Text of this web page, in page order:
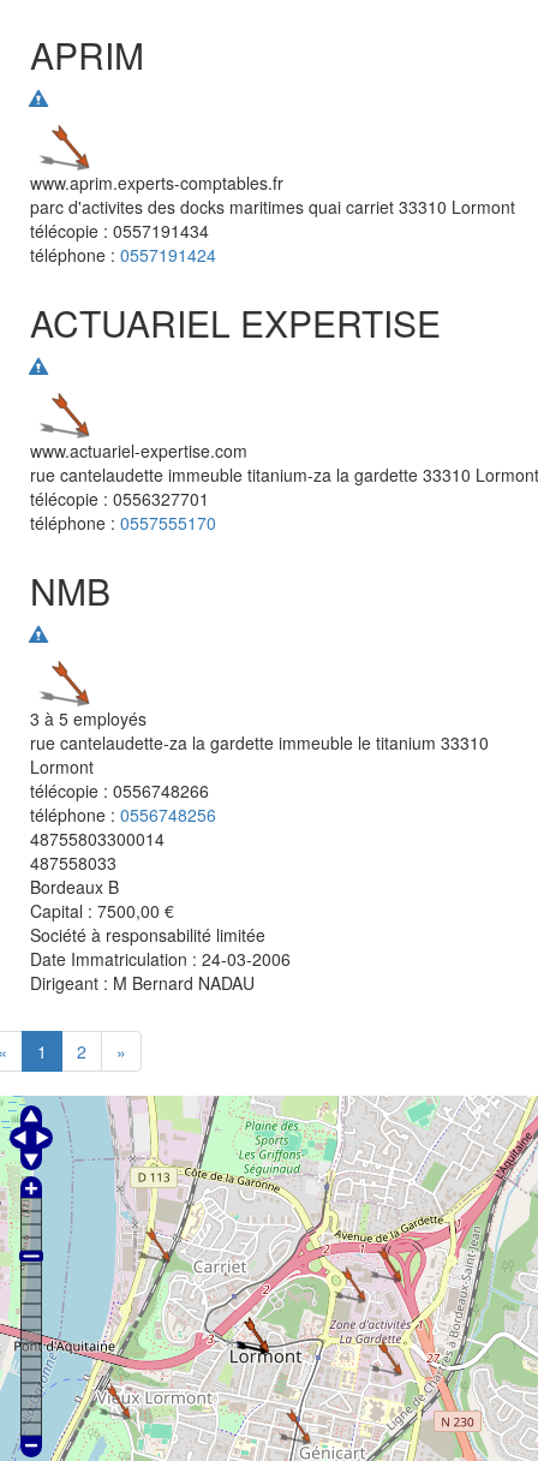
APRIM
www.aprim.experts-comptables.fr
parc d'activites des docks maritimes quai carriet 33310 Lormont
télécopie : 0557191434
téléphone : 0557191424
ACTUARIEL EXPERTISE
www.actuariel-expertise.com
rue cantelaudette immeuble titanium-za la gardette 33310 Lormont
télécopie : 0556327701
téléphone : 0557555170
NMB
3 à 5 employés
rue cantelaudette-za la gardette immeuble le titanium 33310
Lormont
télécopie : 0556748266
téléphone : 0556748256
48755803300014
487558033
Bordeaux B
Capital : 7500,00 €
Société à responsabilité limitée
Date Immatriculation : 24-03-2006
Dirigeant : M Bernard NADAU
1 2 »